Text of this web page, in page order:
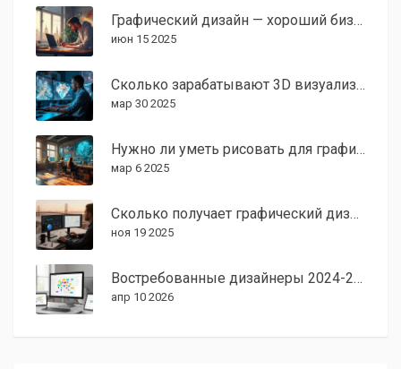
Графический дизайн — хороший бизнес или нет?
июн 15 2025
Сколько зарабатывают 3D визуализаторы в США?
мар 30 2025
Нужно ли уметь рисовать для графического дизайна?
мар 6 2025
Сколько получает графический дизайнер в Америке: зарплаты, факторы и реальные цифры 2025
ноя 19 2025
Востребованные дизайнеры 2024-2026: кто будет зарабатывать больше всех?
апр 10 2026